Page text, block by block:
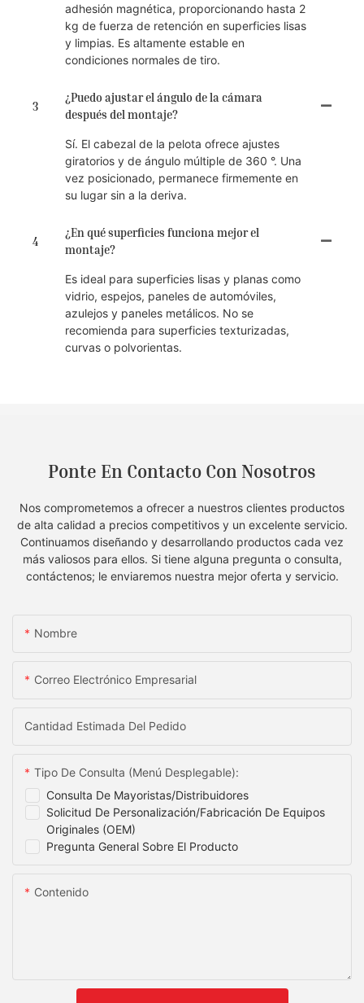
adhesión magnética, proporcionando hasta 2
kg de fuerza de retención en superficies lisas
y limpias. Es altamente estable en
condiciones normales de tiro.
3
¿Puedo ajustar el ángulo de la cámara
después del montaje?
Sí. El cabezal de la pelota ofrece ajustes
giratorios y de ángulo múltiple de 360 ​​°. Una
vez posicionado, permanece firmemente en
su lugar sin a la deriva.
4
¿En qué superficies funciona mejor el
montaje?
Es ideal para superficies lisas y planas como
vidrio, espejos, paneles de automóviles,
azulejos y paneles metálicos. No se
recomienda para superficies texturizadas,
curvas o polvorientas.
Ponte En Contacto Con Nosotros
Nos comprometemos a ofrecer a nuestros clientes productos
de alta calidad a precios competitivos y un excelente servicio.
Continuamos diseñando y desarrollando productos cada vez
más valiosos para ellos. Si tiene alguna pregunta o consulta,
contáctenos; le enviaremos nuestra mejor oferta y servicio.
Nombre
Correo Electrónico Empresarial
Cantidad Estimada Del Pedido
Consulta De Mayoristas/distribuidores
Solicitud De Personalización/fabricación De Equipos
Originales (OEM)
Pregunta General Sobre El Producto
Tipo De Consulta (menú Desplegable):
Contenido